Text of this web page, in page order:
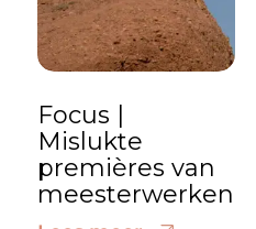
Focus |
Mislukte
premières van
meesterwerken